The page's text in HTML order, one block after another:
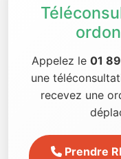
Appelez le 01
une
recevez une
Prendre